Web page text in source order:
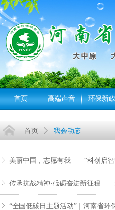
首页 高端声音 环保新政
首页 ꄲ 我会动态
ꁕ 美丽中国，志愿有我——“科创启智
ꁕ 传承抗战精神·砥砺奋进新征程——
ꁕ “全国低碳日主题活动”｜河南省环